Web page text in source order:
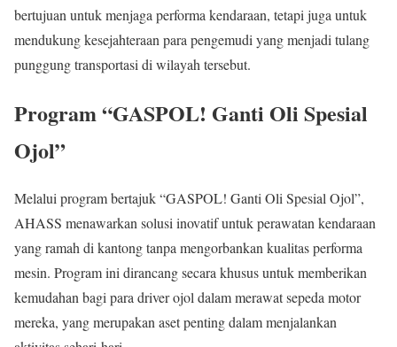
bertujuan untuk menjaga performa kendaraan, tetapi juga untuk
mendukung kesejahteraan para pengemudi yang menjadi tulang
punggung transportasi di wilayah tersebut.
Program “GASPOL! Ganti Oli Spesial
Ojol”
Melalui program bertajuk “GASPOL! Ganti Oli Spesial Ojol”,
AHASS menawarkan solusi inovatif untuk perawatan kendaraan
yang ramah di kantong tanpa mengorbankan kualitas performa
mesin. Program ini dirancang secara khusus untuk memberikan
kemudahan bagi para driver ojol dalam merawat sepeda motor
mereka, yang merupakan aset penting dalam menjalankan